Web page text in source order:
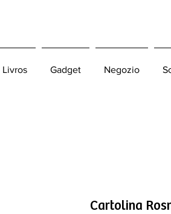
Livros Gadget Negozio
Cartolina